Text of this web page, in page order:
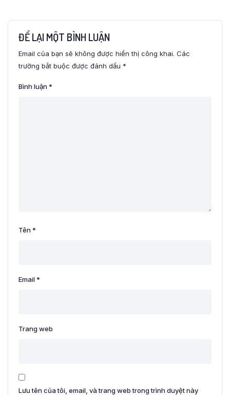
ĐỂ LẠI MỘT BÌNH LUẬN
Email của bạn sẽ không được hiển thị công khai. Các
trường bắt buộc được đánh dấu *
Bình luận*
Tên*
Email*
Trang web
Lưu tên của tôi, email, và trang web trong trình duyệt này